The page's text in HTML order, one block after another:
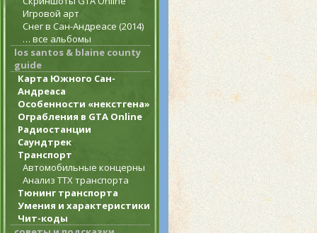
Игровой арт
Снег в Сан-Андреасе (2014)
… все альбомы
los santos & blaine county
guide
Карта Южного Сан-
Андреаса
Особенности «некстгена»
Ограбления в GTA Online
Радиостанции
Саундтрек
Транспорт
Автомобильные концерны
Анализ ТТХ транспорта
Тюнинг транспорта
Умения и характеристики
Чит-коды